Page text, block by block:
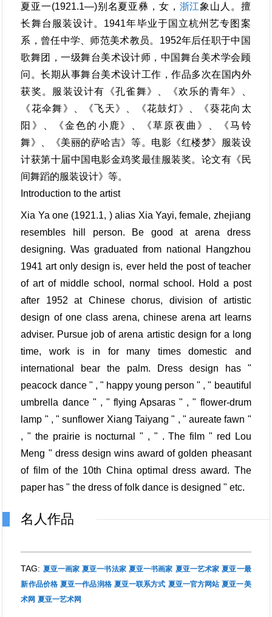
夏亚一(1921.1—)别名夏亚彝，女， 浙江象山人。擅
长舞台服装设计。1941年毕业于国立杭州艺专图案
系，曾任中学、师范美术教员。1952年后任职于中国
歌舞团，一级舞台美术设计师，中国舞台美术学会顾
问。长期从事舞台美术设计工作，作品多次在国内外
获奖。服装设计有《孔雀舞》、《欢乐的青年》、
《花伞舞》、《飞天》、《花鼓灯》、《葵花向太
阳》、《金色的小鹿》、《草原夜曲》、《马铃
舞》、《美丽的萨哈吉》等。电影《红楼梦》服装设
计获第十届中国电影金鸡奖最佳服装奖。论文有《民
间舞蹈的服装设计》等。
Introduction to the artist
Xia Ya one (1921.1, ) alias Xia Yayi, female, zhejiang
resembles hill person. Be good at arena dress
designing. Was graduated from national Hangzhou
1941 art only design is, ever held the post of teacher
of art of middle school, normal school. Hold a post
after 1952 at Chinese chorus, division of artistic
design of one class arena, chinese arena art learns
adviser. Pursue job of arena artistic design for a long
time, work is in for many times domestic and
international bear the palm. Dress design has "
peacock dance " , " happy young person " , " beautiful
umbrella dance " , " flying Apsaras " , " flower-drum
lamp " , " sunflower Xiang Taiyang " , " aureate fawn "
, " the prairie is nocturnal " , " . The film " red Lou
Meng " dress design wins award of golden pheasant
of film of the 10th China optimal dress award. The
paper has " the dress of folk dance is designed " etc.
名人作品
TAG: 夏亚一画家 夏亚一书法家 夏亚一书画家 夏亚一艺术家 夏亚一最
新作品价格 夏亚一作品润格 夏亚一联系方式 夏亚一官方网站 夏亚一美
术网 夏亚一艺术网